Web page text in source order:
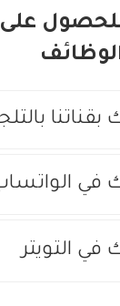
على
في
في التويتر